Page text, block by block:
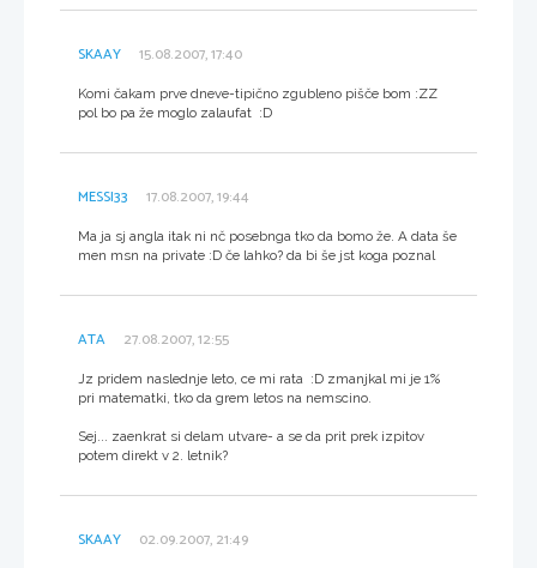
SKAAY 15.08.2007, 17:40
Komi čakam prve dneve-tipično zgubleno pišče bom :ZZ
pol bo pa že moglo zalaufat :D
MESSI33 17.08.2007, 19:44
Ma ja sj angla itak ni nč posebnga tko da bomo že. A data še
men msn na private :D če lahko? da bi še jst koga poznal
ATA 27.08.2007, 12:55
Jz pridem naslednje leto, ce mi rata :D zmanjkal mi je 1%
pri matematki, tko da grem letos na nemscino.
Sej... zaenkrat si delam utvare- a se da prit prek izpitov
potem direkt v 2. letnik?
SKAAY 02.09.2007, 21:49